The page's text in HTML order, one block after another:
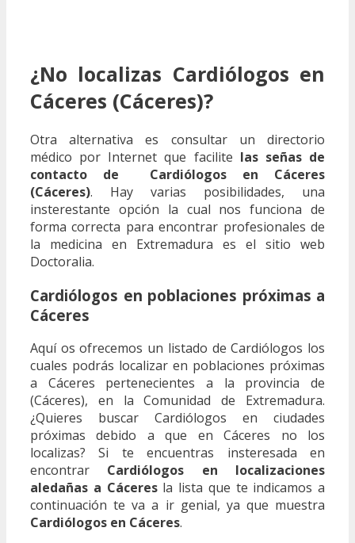
¿No localizas Cardiólogos en
Cáceres (Cáceres)?
Otra alternativa es consultar un directorio
médico por Internet que facilite las señas de
contacto de Cardiólogos en Cáceres
(Cáceres). Hay varias posibilidades, una
insterestante opción la cual nos funciona de
forma correcta para encontrar profesionales de
la medicina en Extremadura es el sitio web
Doctoralia.
Cardiólogos en poblaciones próximas a
Cáceres
Aquí os ofrecemos un listado de Cardiólogos los
cuales podrás localizar en poblaciones próximas
a Cáceres pertenecientes a la provincia de
(Cáceres), en la Comunidad de Extremadura.
¿Quieres buscar Cardiólogos en ciudades
próximas debido a que en Cáceres no los
localizas? Si te encuentras insteresada en
encontrar Cardiólogos en localizaciones
aledañas a Cáceresla lista que te indicamos a
continuación te va a ir genial, ya que muestra
Cardiólogos en Cáceres.